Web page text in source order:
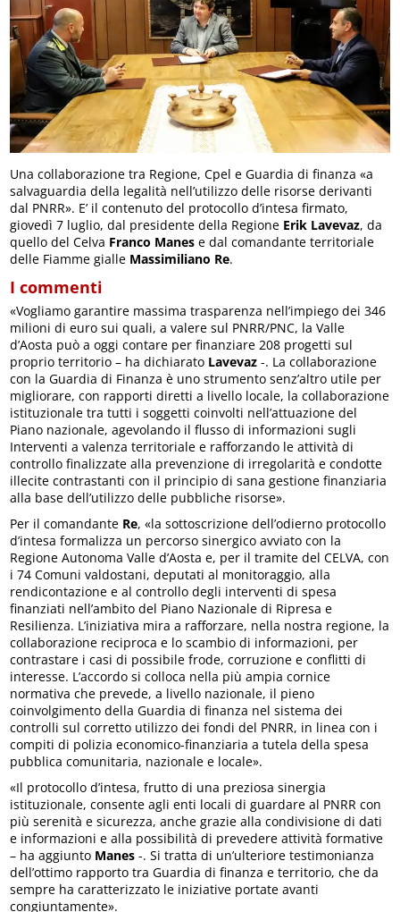
Una collaborazione tra Regione, Cpel e Guardia di finanza «a
salvaguardia della legalità nell’utilizzo delle risorse derivanti
dal PNRR». E’ il contenuto del protocollo d’intesa firmato,
giovedì 7 luglio, dal presidente della Regione Erik Lavevaz, da
quello del Celva Franco Manes e dal comandante territoriale
delle Fiamme gialle Massimiliano Re.
I commenti
«Vogliamo garantire massima trasparenza nell’impiego dei 346
milioni di euro sui quali, a valere sul PNRR/PNC, la Valle
d’Aosta può a oggi contare per finanziare 208 progetti sul
proprio territorio – ha dichiarato Lavevaz -. La collaborazione
con la Guardia di Finanza è uno strumento senz’altro utile per
migliorare, con rapporti diretti a livello locale, la collaborazione
istituzionale tra tutti i soggetti coinvolti nell’attuazione del
Piano nazionale, agevolando il flusso di informazioni sugli
Interventi a valenza territoriale e rafforzando le attività di
controllo finalizzate alla prevenzione di irregolarità e condotte
illecite contrastanti con il principio di sana gestione finanziaria
alla base dell’utilizzo delle pubbliche risorse».
Per il comandante Re, «la sottoscrizione dell’odierno protocollo
d’intesa formalizza un percorso sinergico avviato con la
Regione Autonoma Valle d’Aosta e, per il tramite del CELVA, con
i 74 Comuni valdostani, deputati al monitoraggio, alla
rendicontazione e al controllo degli interventi di spesa
finanziati nell’ambito del Piano Nazionale di Ripresa e
Resilienza. L’iniziativa mira a rafforzare, nella nostra regione, la
collaborazione reciproca e lo scambio di informazioni, per
contrastare i casi di possibile frode, corruzione e conflitti di
interesse. L’accordo si colloca nella più ampia cornice
normativa che prevede, a livello nazionale, il pieno
coinvolgimento della Guardia di finanza nel sistema dei
controlli sul corretto utilizzo dei fondi del PNRR, in linea con i
compiti di polizia economico-finanziaria a tutela della spesa
pubblica comunitaria, nazionale e locale».
«Il protocollo d’intesa, frutto di una preziosa sinergia
istituzionale, consente agli enti locali di guardare al PNRR con
più serenità e sicurezza, anche grazie alla condivisione di dati
e informazioni e alla possibilità di prevedere attività formative
– ha aggiunto Manes -. Si tratta di un’ulteriore testimonianza
dell’ottimo rapporto tra Guardia di finanza e territorio, che da
sempre ha caratterizzato le iniziative portate avanti
congiuntamente».